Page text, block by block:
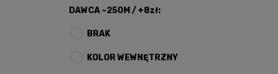
DAWCA ~250M / +8zł:
BRAK
KOLOR WEWNĘTRZNY